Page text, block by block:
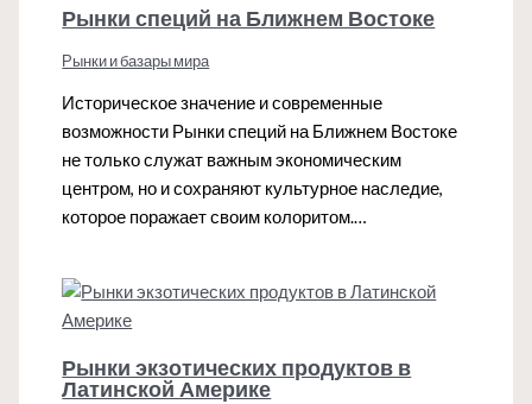
Рынки специй на Ближнем Востоке
Рынки и базары мира
Историческое значение и современные
возможности Рынки специй на Ближнем Востоке
не только служат важным экономическим
центром, но и сохраняют культурное наследие,
которое поражает своим колоритом.…
Рынки экзотических продуктов в
Латинской Америке